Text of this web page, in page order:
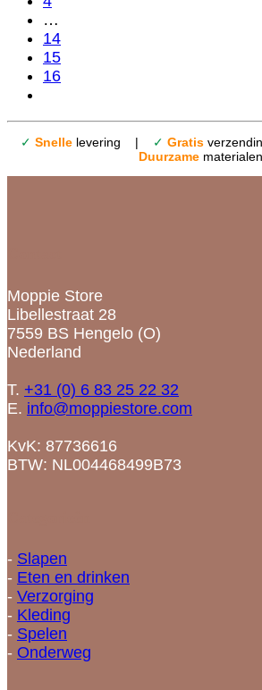
…
14
15
16
✓ Snellelevering | ✓ Gratis
Duurzamematerialen
Moppie Store
Libellestraat 28
7559 BS Hengelo (O)
Nederland
T. +31 (0) 6 83 25 22 32
E. info@moppiestore.com
KvK: 87736616
BTW: NL004468499B73
- Slapen
- Eten en drinken
- Verzorging
- Kleding
- Spelen
- Onderweg